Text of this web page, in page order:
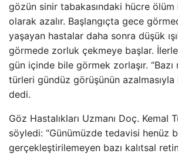
gözün sinir tabakasındaki hücre ölüm
olarak azalır. Başlangıçta gece
yaşayan hastalar daha sonra düşük
görmede zorluk çekmeye başlar.
gün içinde bile görmek zorlaşır. “Bazı
türleri gündüz görüşünün azalmasıyla
dedi.
Göz Hastalıkları Uzmanı Doç. Kemal
söyledi: “Günümüzde tedavisi henüz
gerçekleştirilemeyen bazı kalıtsal